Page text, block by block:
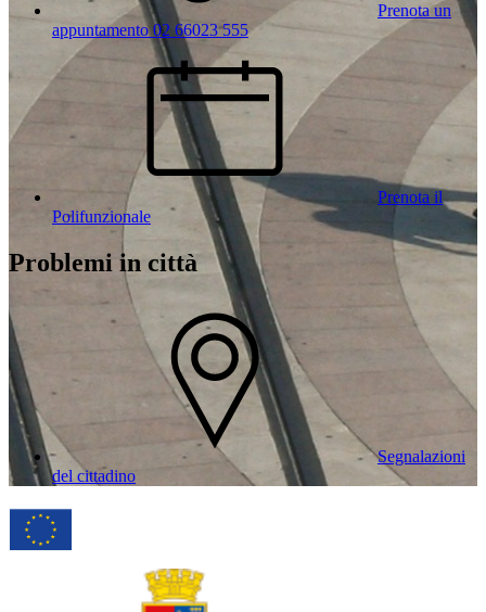
Prenota un
appuntamento 02 66023 555
Prenota il
Polifunzionale
Problemi in città
Segnalazioni
del cittadino